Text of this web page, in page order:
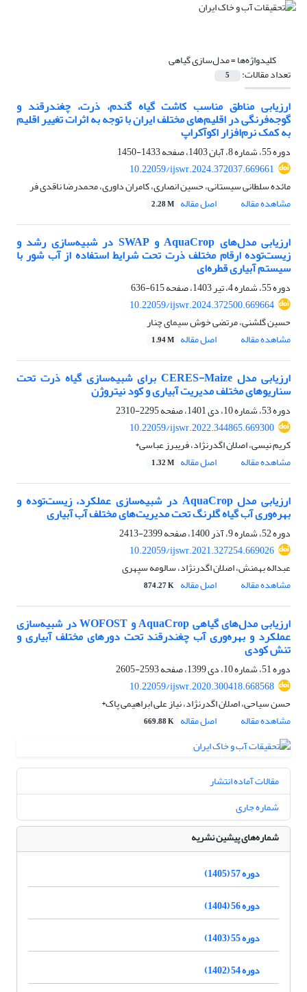
کلیدواژه‌ها =مدل‌سازی گیاهی
تعداد مقالات: 5
ارزیابی مناطق مناسب کاشت گیاه گندم، ذرت، چغندرقند و
گوجه‌فرنگی در اقلیم‌های مختلف ایران با توجه به اثرات تغییر اقلیم
به کمک نرم‌افزار اکوآکراپ
دوره 55، شماره 8، آبان 1403، صفحه
1433-1450
10.22059/ijswr.2024.372037.669661
مائده سلطانی سیستانی، حسین انصاری، کامران داوری، محمدرضا ناقدی فر
مشاهده مقاله
اصل مقاله 2.28 M
ارزیابی مدل‌های AquaCrop و SWAP در شبیه‌سازی رشد و
زیست‌توده ارقام مختلف ذرت تحت شرایط استفاده از آب شور با
سیستم آبیاری قطره‌ای
دوره 55، شماره 4، تیر 1403، صفحه
615-636
10.22059/ijswr.2024.372500.669664
حسین گلشنی، مرتضی خوش سیمای چنار
مشاهده مقاله
اصل مقاله 1.94 M
ارزیابی مدل CERES-Maize برای شبیه‌سازی گیاه ذرت تحت
سناریوهای مختلف مدیریت آبیاری و کود نیتروژن
دوره 53، شماره 10، دی 1401، صفحه
2295-2310
10.22059/ijswr.2022.344865.669300
کریم نیسی، اصلان اگدرنژاد، فریبرز عباسی*
مشاهده مقاله
اصل مقاله 1.32 M
ارزیابی مدل AquaCrop در شبیه‌سازی عملکرد، زیست‌توده و
بهره‌وری آب گیاه گلرنگ تحت مدیریت‌های مختلف آب آبیاری
دوره 52، شماره 9، آذر 1400، صفحه
2399-2413
10.22059/ijswr.2021.327254.669026
عبداله بهمنش، اصلان اگدرنژاد، سالومه سپهری
مشاهده مقاله
اصل مقاله 874.27 K
ارزیابی مدل‌های گیاهی AquaCrop و WOFOST در شبیه‌سازی
عملکرد و بهره‌وری آب چغندرقند تحت دورهای مختلف آبیاری و
تنش کودی
دوره 51، شماره 10، دی 1399، صفحه
2593-2605
10.22059/ijswr.2020.300418.668568
حسن سیاحی، اصلان اگدرنژاد، نیاز علی ابراهیمی پاک*
مشاهده مقاله
اصل مقاله 669.88 K
مقالات آماده انتشار
شماره جاری
شماره‌های پیشین نشریه
دوره 57 (1405)
دوره 56 (1404)
دوره 55 (1403)
دوره 54 (1402)